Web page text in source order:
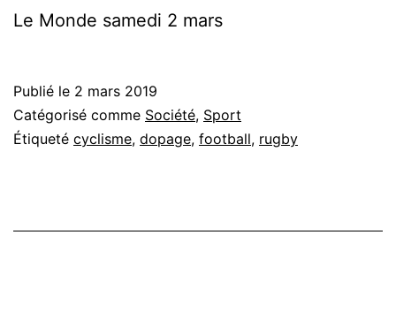
Le Monde samedi 2 mars
Publié le 2 mars 2019
Catégorisé comme Société, Sport
Étiqueté cyclisme, dopage, football, rugby